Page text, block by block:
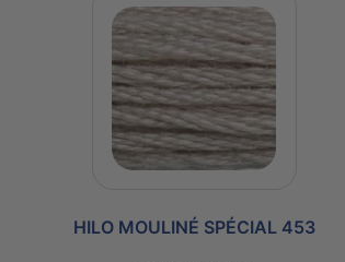
HILO MOULINÉ SPÉCIAL 453